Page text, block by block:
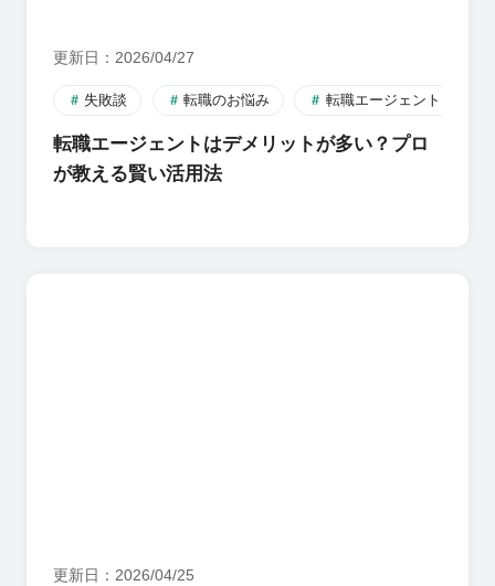
更新日 2026/04/27
失敗談 転職のお悩み 転職エージェント
転職エージェントはデメリットが多い？プロ
が教える賢い活用法
更新日 2026/04/25